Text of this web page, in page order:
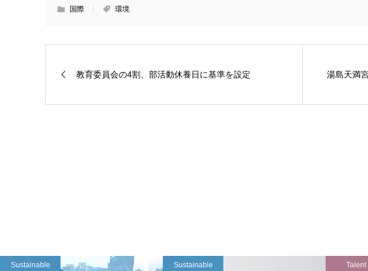
国際 環境
教育委員会の4割、部活動休養日に基準を設定 湯島天満
Sustainable Sustainable Talent